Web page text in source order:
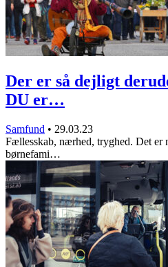
Der er så dejligt
DU er…
Samfund • 29.03.23
Fællesskab, nærhed, tryghed. Det er
børnefami…